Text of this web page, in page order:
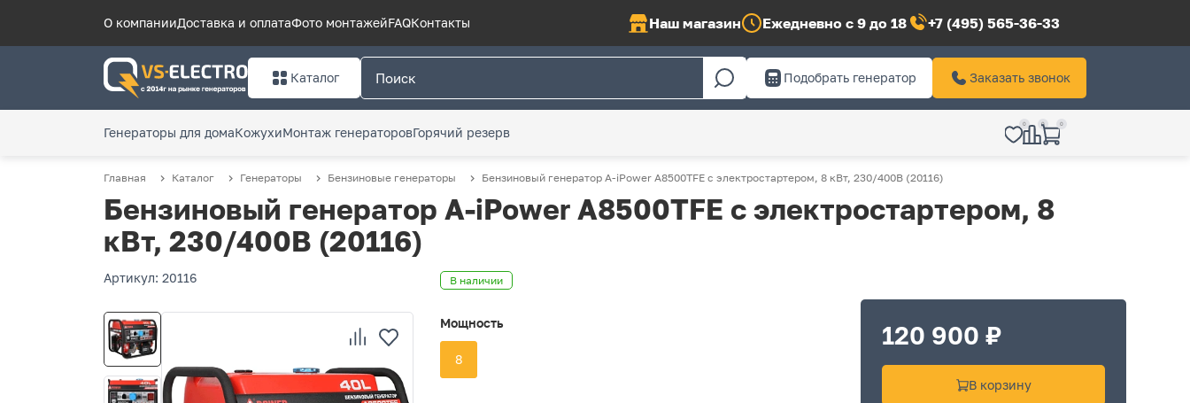
О компанииДоставка и оплатаФото монтажейFAQКонтакты Наш магазин Ежедневно с 9 до 18 +7 (495) 565-36-33
Каталог Подобрать генератор Заказать звонок
Генераторы для домаКожухиМонтаж генераторовГорячий резерв
0 0 0
Главная Каталог Генераторы Бензиновые генераторы Бензиновый генератор A-iPower A8500TFE с электростартером, 8 кВт, 230/400В (20116)
Бензиновый генератор A-iPower A8500TFE с электростартером, 8
кВт, 230/400В (20116)
Артикул: 20116 В наличии
Мощность
8
120 900 ₽
В корзину